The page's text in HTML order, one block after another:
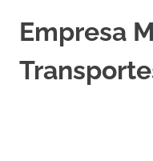
Empresa